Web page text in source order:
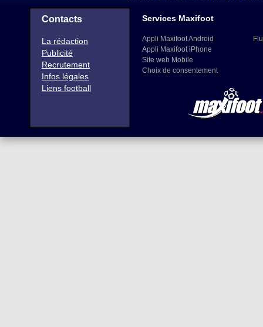
Contacts
La rédaction
Publicité
Recrutement
Infos légales
Liens football
Services Maxifoot
Appli Maxifoot Android
Appli Maxifoot iPhone
Site web Mobile
Choix de consentement